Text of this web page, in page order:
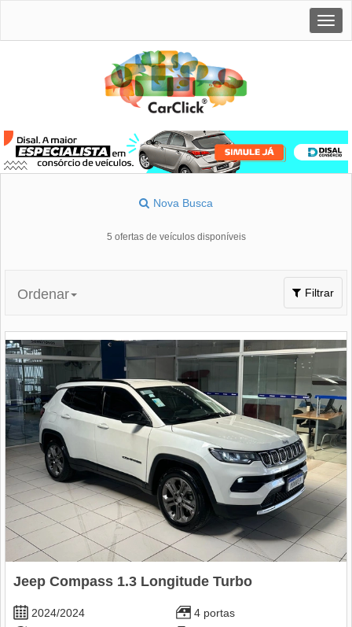
Nova Busca
5 ofertas de veículos disponíveis
Toggle
navigation
Filtrar
Ordenar
Jeep Compass 1.3 Longitude Turbo
2024/2024
4 portas